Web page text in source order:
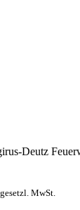
Deutz
MwSt.